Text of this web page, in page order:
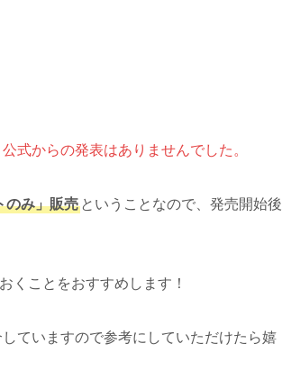
公式からの発表はありませんでした。
のみ」販売 ということなので、発売開始後
くことをおすすめします！
ていますので参考にしていただけたら嬉